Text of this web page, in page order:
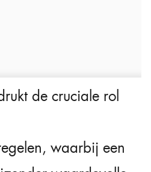
de cruciale rol
waarbij een